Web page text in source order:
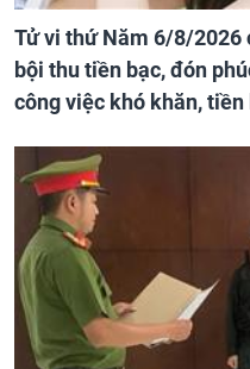
Tử vi thứ Năm 6/8/2026
bội thu tiền bạc, đón
công việc khó khăn,